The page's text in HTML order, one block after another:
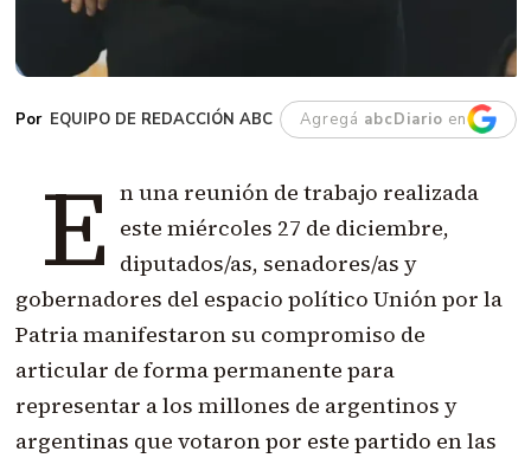
EQUIPO DE REDACCIÓN ABC Agregá abcDiario en
E n una reunión de trabajo realizada
este miércoles 27 de diciembre,
diputados/as, senadores/as y
gobernadores del espacio político Unión por la
Patria manifestaron su compromiso de
articular de forma permanente para
representar a los millones de argentinos y
argentinas que votaron por este partido en las